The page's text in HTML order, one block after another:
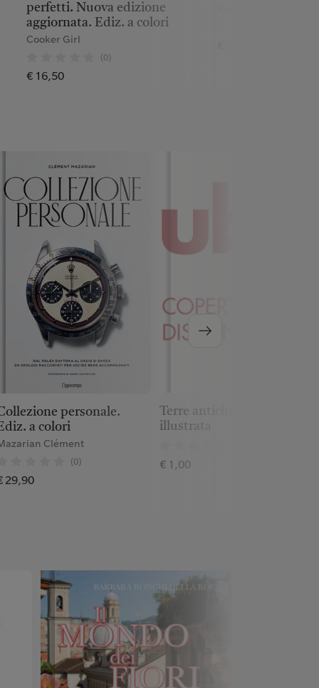
perfetti. Nuova edizione
aggiornata. Ediz. a colori
Cooker Girl
(0)
€ 16,50
personale.
a colori
Clément
(0)
29,90
Terre antichità memorie.
illustrata
€ 1,00